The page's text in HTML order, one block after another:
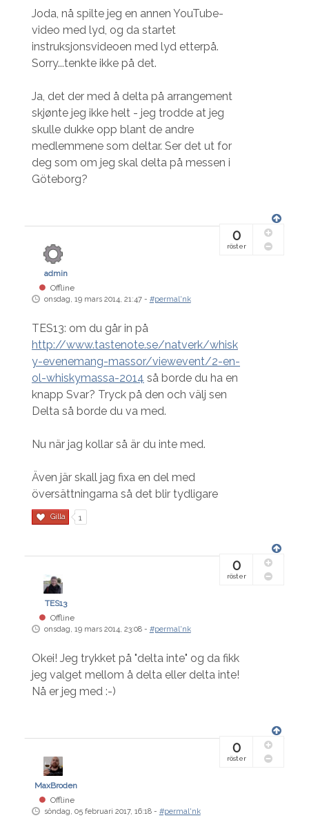
Joda, nå spilte jeg en annen YouTube-
video med lyd, og da startet
instruksjonsvideoen med lyd etterpå.
Sorry...tenkte ikke på det.
Ja, det der med å delta på arrangement
skjønte jeg ikke helt - jeg trodde at jeg
skulle dukke opp blant de andre
medlemmene som deltar. Ser det ut for
deg som om jeg skal delta på messen i
Göteborg?
admin
Offline
onsdag, 19 mars 2014, 21:47 - #permal'nk
0
röster
TES13: om du går in på
http://www.tastenote.se/natverk/whisk
y-evenemang-massor/viewevent/2-en-
ol-whiskymassa-2014 så borde du ha en
knapp Svar? Tryck på den och välj sen
Delta så borde du va med.
Nu när jag kollar så är du inte med.
Även jär skall jag fixa en del med
översättningarna så det blir tydligare
Gilla 1
TES13
Offline
onsdag, 19 mars 2014, 23:08 - #permal'nk
0
röster
Okei! Jeg trykket på "delta inte" og da fikk
jeg valget mellom å delta eller delta inte!
Nå er jeg med :-)
MaxBroden
Offline
söndag, 05 februari 2017, 16:18 - #permal'nk
0
röster